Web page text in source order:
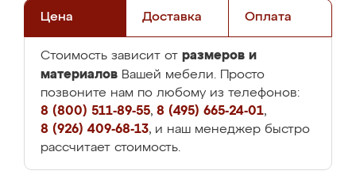
Цена Доставка Оплата
Стоимость зависит от размеров и
материалов Вашей мебели. Просто
позвоните нам по любому из телефонов:
8 (800) 511-89-55, 8 (495) 665-24-01,
8 (926) 409-68-13, и наш менеджер быстро
рассчитает стоимость.